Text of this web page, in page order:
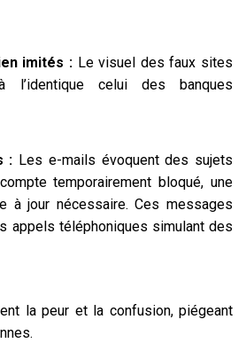
imités : Le visuel des faux sites
l’identique celui des banques
: Les e-mails évoquent des sujets
temporairement bloqué, une
à jour nécessaire. Ces messages
appels téléphoniques simulant des
la peur et la confusion, piégeant